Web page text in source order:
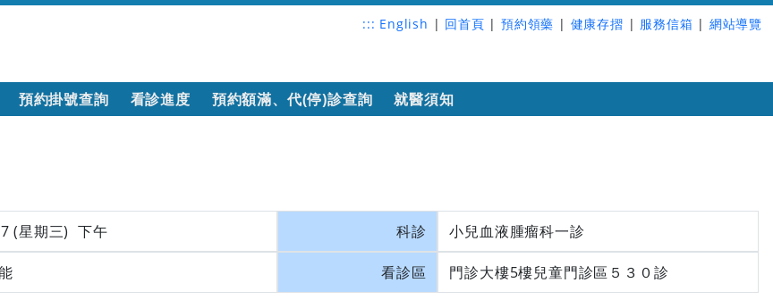
::: English | 回首頁 | 預約領藥 | 健康存摺 | 服務信箱 | 網站導覽
預約掛號查詢 看診進度 預約額滿、代(停)診查詢 就醫須知
(星期三) 下午 科診 小兒血液腫瘤科一診
看診區 門診大樓5樓兒童門診區５３０診